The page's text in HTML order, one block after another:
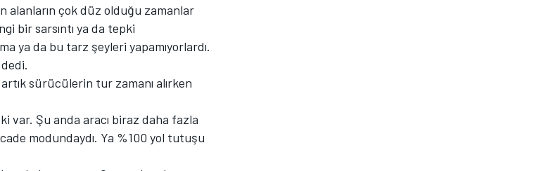
çok düz olduğu zamanlar
bir sarsıntı ya da tepki
ya da bu tarz şeyleri yapamıyorlardı.
sürücülerin tur zamanı alırken
var. Şu anda aracı biraz daha fazla
modundaydı. Ya %100 yol tutuşu